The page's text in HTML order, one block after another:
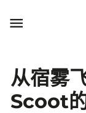

从宿雾
Scoot